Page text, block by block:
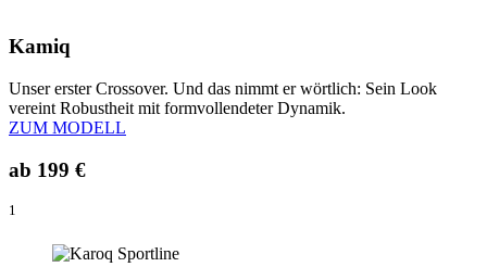
Kamiq
Unser erster Crossover. Und das nimmt er wörtlich: Sein Look
vereint Robustheit mit formvollendeter Dynamik.
ZUM MODELL
ab 199 €
1